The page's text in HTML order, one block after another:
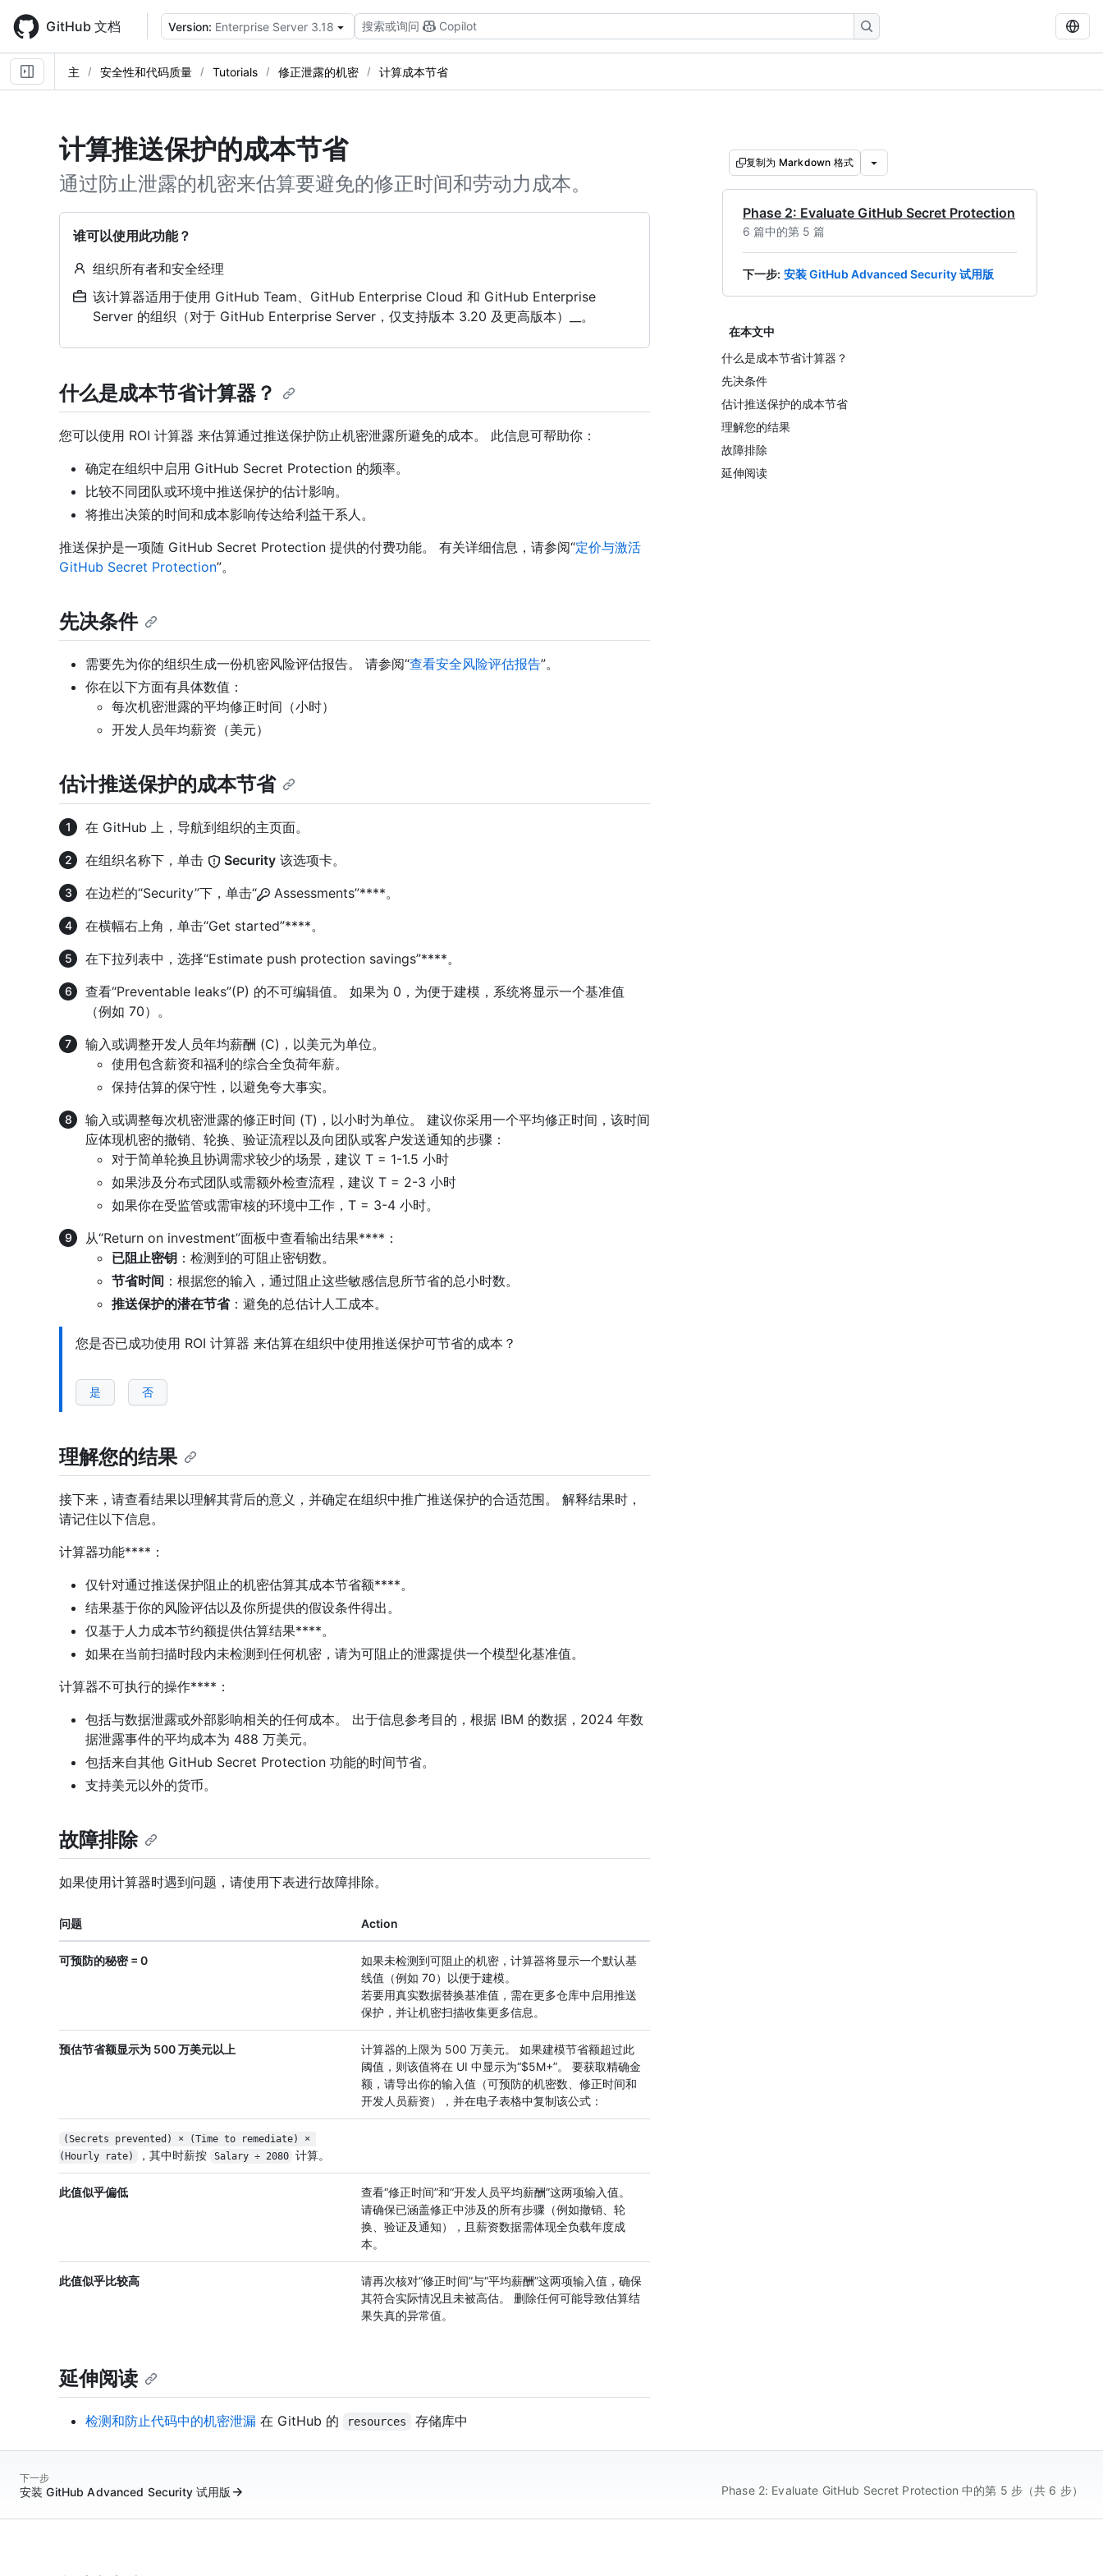
main
content
GitHub 文档 Version: Enterprise Server 3.18 搜索或询问 Copilot
主 安全性和代码质量 Tutorials 修正泄露的机密 计算成本节省
计算推送保护的成本节省
通过防止泄露的机密来估算要避免的修正时间和劳动力成本。
谁可以使用此功能？
组织所有者和安全经理
该计算器适用于使用 GitHub Team、GitHub Enterprise Cloud 和 GitHub Enterprise
Server 的组织（对于 GitHub Enterprise Server，仅支持版本 3.20 及更高版本）__。
复制为 Markdown 格式
Phase 2: Evaluate GitHub Secret Protection
6 篇中的第 5 篇
下一步: 安装 GitHub Advanced Security 试用版
在本文中
什么是成本节省计算器？
先决条件
估计推送保护的成本节省
理解您的结果
故障排除
延伸阅读
什么是成本节省计算器？
您可以使用 ROI 计算器 来估算通过推送保护防止机密泄露所避免的成本。 此信息可帮助你：
确定在组织中启用 GitHub Secret Protection 的频率。
比较不同团队或环境中推送保护的估计影响。
将推出决策的时间和成本影响传达给利益干系人。
推送保护是一项随 GitHub Secret Protection 提供的付费功能。 有关详细信息，请参阅“定价与激活
GitHub Secret Protection”。
先决条件
需要先为你的组织生成一份机密风险评估报告。 请参阅“查看安全风险评估报告”。
你在以下方面有具体数值：
每次机密泄露的平均修正时间（小时）
开发人员年均薪资（美元）
估计推送保护的成本节省
在 GitHub 上，导航到组织的主页面。
在组织名称下，单击
Security 该选项卡。
在边栏的“Security”下，单击“
Assessments”****。
在横幅右上角，单击“Get started”****。
在下拉列表中，选择“Estimate push protection savings”****。
查看“Preventable leaks”(P) 的不可编辑值。 如果为 0，为便于建模，系统将显示一个基准值
（例如 70）。
输入或调整开发人员年均薪酬 (C)，以美元为单位。
使用包含薪资和福利的综合全负荷年薪。
保持估算的保守性，以避免夸大事实。
输入或调整每次机密泄露的修正时间 (T)，以小时为单位。 建议你采用一个平均修正时间，该时间
应体现机密的撤销、轮换、验证流程以及向团队或客户发送通知的步骤：
对于简单轮换且协调需求较少的场景，建议 T = 1-1.5 小时
如果涉及分布式团队或需额外检查流程，建议 T = 2-3 小时
如果你在受监管或需审核的环境中工作，T = 3-4 小时。
从“Return on investment”面板中查看输出结果****：
已阻止密钥 ：检测到的可阻止密钥数。
节省时间 ：根据您的输入，通过阻止这些敏感信息所节省的总小时数。
推送保护的潜在节省：避免的总估计人工成本。
您是否已成功使用 ROI 计算器 来估算在组织中使用推送保护可节省的成本？
是 否
理解您的结果
接下来，请查看结果以理解其背后的意义，并确定在组织中推广推送保护的合适范围。 解释结果时，
请记住以下信息。
计算器功能****：
仅针对通过推送保护阻止的机密估算其成本节省额****。
结果基于你的风险评估以及你所提供的假设条件得出。
仅基于人力成本节约额提供估算结果****。
如果在当前扫描时段内未检测到任何机密，请为可阻止的泄露提供一个模型化基准值。
计算器不可执行的操作****：
包括与数据泄露或外部影响相关的任何成本。 出于信息参考目的，根据 IBM 的数据，2024 年数
据泄露事件的平均成本为 488 万美元。
包括来自其他 GitHub Secret Protection 功能的时间节省。
支持美元以外的货币。
故障排除
如果使用计算器时遇到问题，请使用下表进行故障排除。
问题 Action
可预防的秘密 = 0
如果未检测到可阻止的机密，计算器将显示一个默认基
线值（例如 70）以便于建模。
若要用真实数据替换基准值，需在更多仓库中启用推送
保护，并让机密扫描收集更多信息。
预估节省额显示为 500 万美元以上
计算器的上限为 500 万美元。 如果建模节省额超过此
阈值，则该值将在 UI 中显示为“$5M+”。 要获取精确金
额，请导出你的输入值（可预防的机密数、修正时间和
开发人员薪资），并在电子表格中复制该公式：
(Secrets prevented) × (Time to remediate) ×
(Hourly rate)
，其中时薪按 Salary ÷ 2080 计算。
此值似乎偏低
查看“修正时间”和“开发人员平均薪酬”这两项输入值。
请确保已涵盖修正中涉及的所有步骤（例如撤销、轮
换、验证及通知），且薪资数据需体现全负载年度成
本。
此值似乎比较高
请再次核对“修正时间”与“平均薪酬”这两项输入值，确保
其符合实际情况且未被高估。 删除任何可能导致估算结
果失真的异常值。
延伸阅读
检测和防止代码中的机密泄漏 在 GitHub 的 resources 存储库中
下一步
安装 GitHub Advanced Security 试用版 Phase 2: Evaluate GitHub Secret Protection 中的第 5 步（共 6 步）